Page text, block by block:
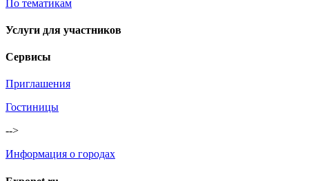
По тематикам
Услуги для участников
Сервисы
Приглашения
Гостиницы
-->
Информация о городах